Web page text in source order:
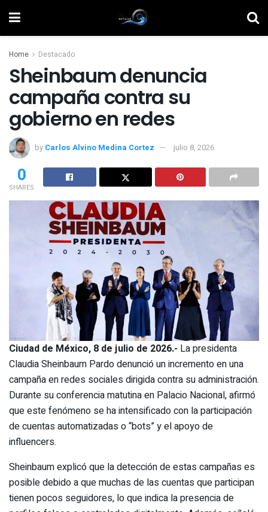
Home Destacado
Sheinbaum denuncia
campaña contra su
gobierno en redes
by Carlos Alvino Medina Cortez julio 8, 2026
0
SHARES
Ciudad de México, 8 de julio de 2026.- La presidenta
Claudia Sheinbaum Pardo denunció un incremento en una
campaña en redes sociales dirigida contra su administración.
Durante su conferencia matutina en Palacio Nacional, afirmó
que este fenómeno se ha intensificado con la participación
de cuentas automatizadas o “bots” y el apoyo de
influencers.
Sheinbaum explicó que la detección de estas campañas es
posible debido a que muchas de las cuentas que participan
tienen pocos seguidores, lo que indica la presencia de